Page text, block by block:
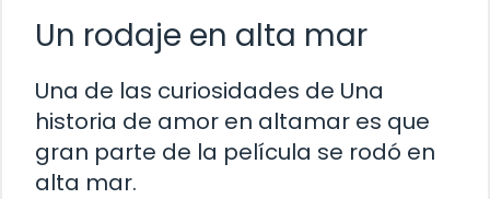
Un rodaje en alta mar
Una de las curiosidades de Una
historia de amor en altamar es que
gran parte de la película se rodó en
alta mar.